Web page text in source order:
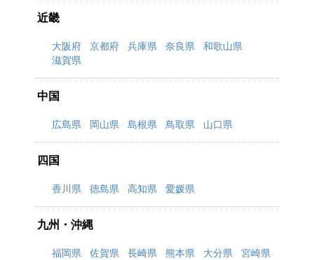
近畿
大阪府 京都府 兵庫県 奈良県
和歌山県
滋賀県
中国
広島県 岡山県 島根県 鳥取県 山口県
四国
香川県 徳島県 高知県 愛媛県
九州・沖縄
福岡県 佐賀県 長崎県 熊本県 大分県
宮崎県